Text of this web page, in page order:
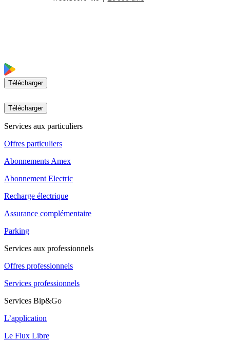
Télécharger
Télécharger
Services aux particuliers
Offres particuliers
Abonnements Amex
Abonnement Electric
Recharge électrique
Assurance complémentaire
Parking
Services aux professionnels
Offres professionnels
Services professionnels
Services Bip&Go
L’application
Le Flux Libre